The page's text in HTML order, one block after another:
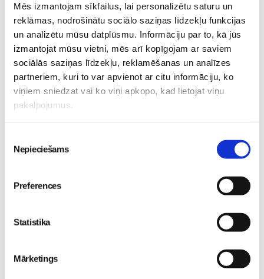
Mēs izmantojam sīkfailus, lai personalizētu saturu un
reklāmas, nodrošinātu sociālo saziņas līdzekļu funkcijas
un analizētu mūsu datplūsmu. Informāciju par to, kā jūs
izmantojat mūsu vietni, mēs arī kopīgojam ar saviem
sociālās saziņas līdzekļu, reklamēšanas un analīzes
partneriem, kuri to var apvienot ar citu informāciju, ko
viņiem sniedzat vai ko viņi apkopo, kad lietojat viņu
pakalpojumus.
izvēle
Nepieciešams
Preferences
Statistika
Mārketings
Superbēbīte Šarlote nāk
pasaulē Jūrmalas
slimnīcā
Gaidības
09. Jul 09:55
Iepazīstamies -
Superbēbis 2026!
Gaidības
16. May 09:55
izraisīt neauglību